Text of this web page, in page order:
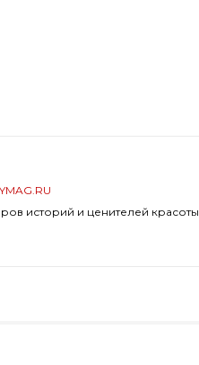
историй и ценителей красоты